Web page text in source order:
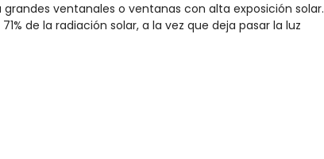
grandes ventanales o ventanas con alta exposición solar.
de la radiación solar, a la vez que deja pasar la luz